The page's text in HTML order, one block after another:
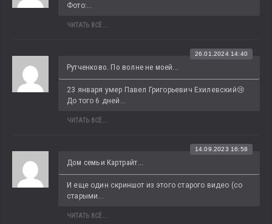
Фото:...
ЧИТАТЬ ВСЁ...
Рутченково. По волне не моей...
26.01.2024 14:40
23 января умер Павел Григорьевич Ехилевский😢
До того 6 дней...
ЧИТАТЬ ВСЁ...
Дом семьи Картрайт...
14.09.2023 16:58
И еще один скриншот из этого старого видео (со
старыми...
ЧИТАТЬ ВСЁ...